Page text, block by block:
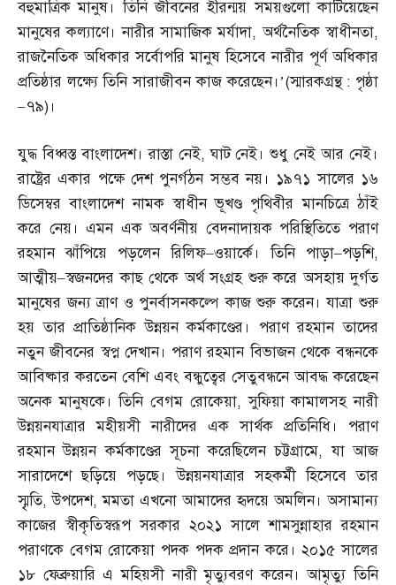
বহুমাত্রিক মানুষ। তিনি জীবনের হীরন্ময় সময়গুলো কাটিয়েছেন
মানুষের কল্যাণে। নারীর সামাজিক মর্যাদা,অর্থনৈতিক স্বাধীনতা,
রাজনৈতিক অধিকার সর্বোপরি মানুষ হিসেবে নারীর পূর্ণ অধিকার
প্রতিষ্ঠার লক্ষ্যে তিনি সারাজীবন কাজ করেছেন।’(স্মারকগ্রন্থ : পৃষ্ঠা
–৭৯)।
যুদ্ধ বিধ্বস্ত বাংলাদেশ। রাস্তা নেই,ঘাট নেই। শুধু নেই আর নেই।
রাষ্ট্রের একার পক্ষে দেশ পুনর্গঠন সম্ভব নয়। ১৯৭১ সালের ১৬
ডিসেম্বর বাংলাদেশ নামক স্বাধীন ভূখণ্ড পৃথিবীর মানচিত্রে ঠাঁই
করে নেয়। এমন এক অবর্ণনীয় বেদনাদায়ক পরিস্থিতিতে পরাণ
রহমান ঝাঁপিয়ে পড়লেন রিলিফ–ওয়ার্কে। তিনি পাড়া–পড়শি,
আত্মীয়–স্বজনদের কাছ থেকে অর্থ সংগ্রহ শুরু করে অসহায় দুর্গত
মানুষের জন্য ত্রাণ ও পুনর্বাসনকল্পে কাজ শুরু করেন। যাত্রা শুরু
হয় তার প্রাতিষ্ঠানিক উন্নয়ন কর্মকাণ্ডের। পরাণ রহমান তাদের
নতুন জীবনের স্বপ্ন দেখান। পরাণ রহমান বিভাজন থেকে বন্ধনকে
আবিষ্কার করতেন বেশি এবং বন্ধুত্বের সেতুবন্ধনে আবদ্ধ করেছেন
অনেক মানুষকে। তিনি বেগম রোকেয়া,সুফিয়া কামালসহ নারী
উন্নয়নযাত্রার মহীয়সী নারীদের এক সার্থক প্রতিনিধি। পরাণ
রহমান উন্নয়ন কর্মকাণ্ডের সূচনা করেছিলেন চট্টগ্রামে,যা আজ
সারাদেশে ছড়িয়ে পড়ছে। উন্নয়নযাত্রার সহকর্মী হিসেবে তার
স্মৃৃতি,উপদেশ,মমতা এখনো আমাদের হৃদয়ে অমলিন। অসামান্য
কাজের স্বীকৃতিস্বরূপ সরকার ২০২১ সালে শামসুন্নাহার রহমান
পরাণকে বেগম রোকেয়া পদক পদক প্রদান করে। ২০১৫ সালের
১৮ ফেব্রুয়ারি এ মহিয়সী নারী মৃত্যুবরণ করেন। আমৃত্যু তিনি